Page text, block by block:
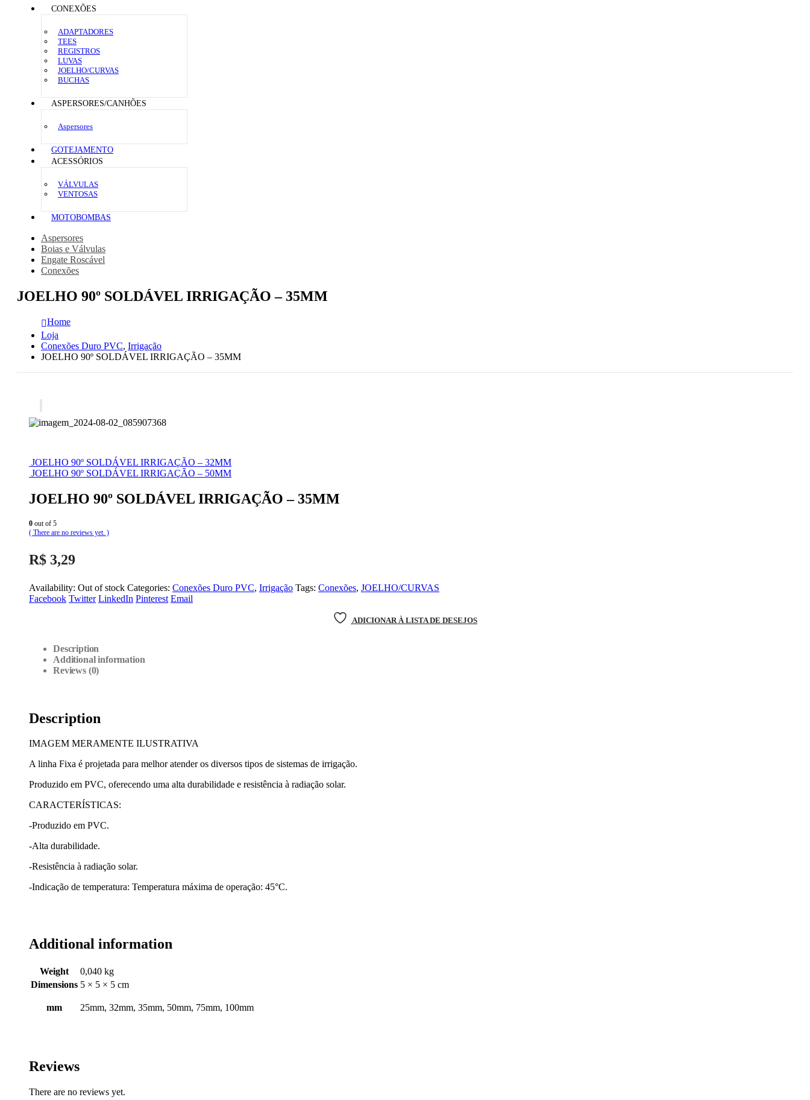
CONEXÕES
ADAPTADORES
TEES
REGISTROS
LUVAS
JOELHO/CURVAS
BUCHAS
ASPERSORES/CANHÕES
Aspersores
GOTEJAMENTO
ACESSÓRIOS
VÁLVULAS
VENTOSAS
MOTOBOMBAS
Aspersores
Boias e Válvulas
Engate Roscável
Conexões
JOELHO 90º SOLDÁVEL IRRIGAÇÃO – 35MM
Home
Loja
Conexões Duro PVC, Irrigação
JOELHO 90º SOLDÁVEL IRRIGAÇÃO – 35MM
JOELHO 90º SOLDÁVEL IRRIGAÇÃO – 32MM
JOELHO 90º SOLDÁVEL IRRIGAÇÃO – 50MM
JOELHO 90º SOLDÁVEL IRRIGAÇÃO – 35MM
0 out of 5
( There are no reviews yet. )
R$ 3,29
Availability: Out of stock Categories: Conexões Duro PVC, Irrigação Tags: Conexões, JOELHO/CURVAS
Facebook Twitter LinkedIn Pinterest Email
ADICIONAR À LISTA DE DESEJOS
Description
Additional information
Reviews (0)
Description
IMAGEM MERAMENTE ILUSTRATIVA
A linha Fixa é projetada para melhor atender os diversos tipos de sistemas de irrigação.
Produzido em PVC, oferecendo uma alta durabilidade e resistência à radiação solar.
CARACTERÍSTICAS:
-Produzido em PVC.
-Alta durabilidade.
-Resistência à radiação solar.
-Indicação de temperatura: Temperatura máxima de operação: 45°C.
Additional information
Weight
0,040 kg
Dimensions 5 × 5 × 5 cm
mm 25mm, 32mm, 35mm, 50mm, 75mm, 100mm
Reviews
There are no reviews yet.